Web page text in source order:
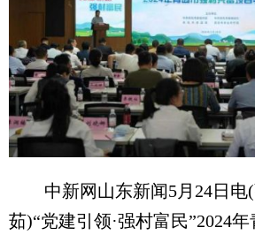
中新网山东新闻5月24日电(
茹)“党建引领·强村富民”2024